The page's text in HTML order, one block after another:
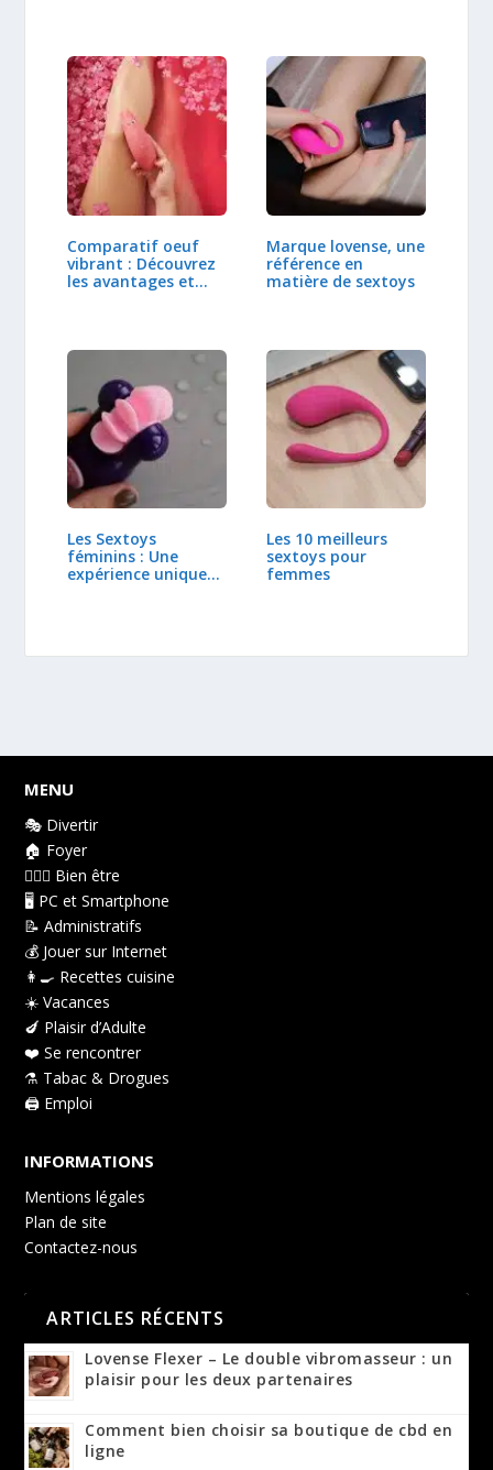
Comparatif oeuf
vibrant : Découvrez
les avantages et…
Marque lovense, une
référence en
matière de sextoys
Les Sextoys
féminins : Une
expérience unique
Les 10 meilleurs
sextoys pour
femmes
MENU
🎭 Divertir
🏠 Foyer
👩🏻‍⚕️ Bien être
🖥️ PC et Smartphone
📝 Administratifs
💰 Jouer sur Internet
👩‍🍳 Recettes cuisine
☀️ Vacances
🍆 Plaisir d’Adulte
❤️ Se rencontrer
⚗️ Tabac & Drogues
🖨️ Emploi
INFORMATIONS
Mentions légales
Plan de site
Contactez-nous
ARTICLES RÉCENTS
Lovense Flexer – Le double vibromasseur : un
plaisir pour les deux partenaires
Comment bien choisir sa boutique de cbd en
ligne